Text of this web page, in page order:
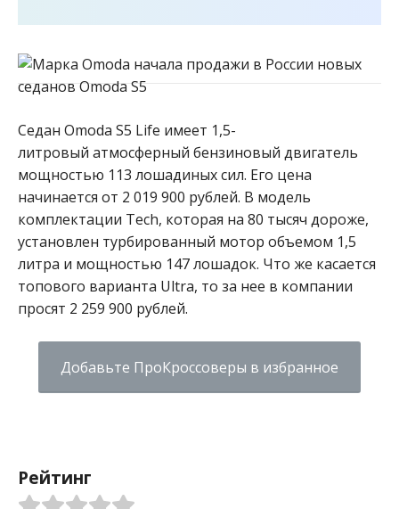
Седан Omoda S5 Life имеет 1,5-
литровый атмосферный бензиновый двигатель
мощностью 113 лошадиных сил. Его цена
начинается от 2 019 900 рублей. В модель
комплектации Tech, которая на 80 тысяч дороже,
установлен турбированный мотор объемом 1,5
литра и мощностью 147 лошадок. Что же касается
топового варианта Ultra, то за нее в компании
просят 2 259 900 рублей.
Добавьте ПроКроссоверы в избранное
Рейтинг